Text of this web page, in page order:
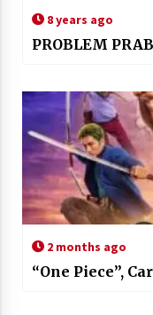
8 years ago
PROBLEM
2 months ago
“One Piece”,